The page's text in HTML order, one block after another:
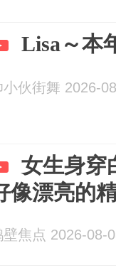
Lisa～本
小伙街舞 2026-
女生身穿
像漂亮的
壁焦点 2026-08-